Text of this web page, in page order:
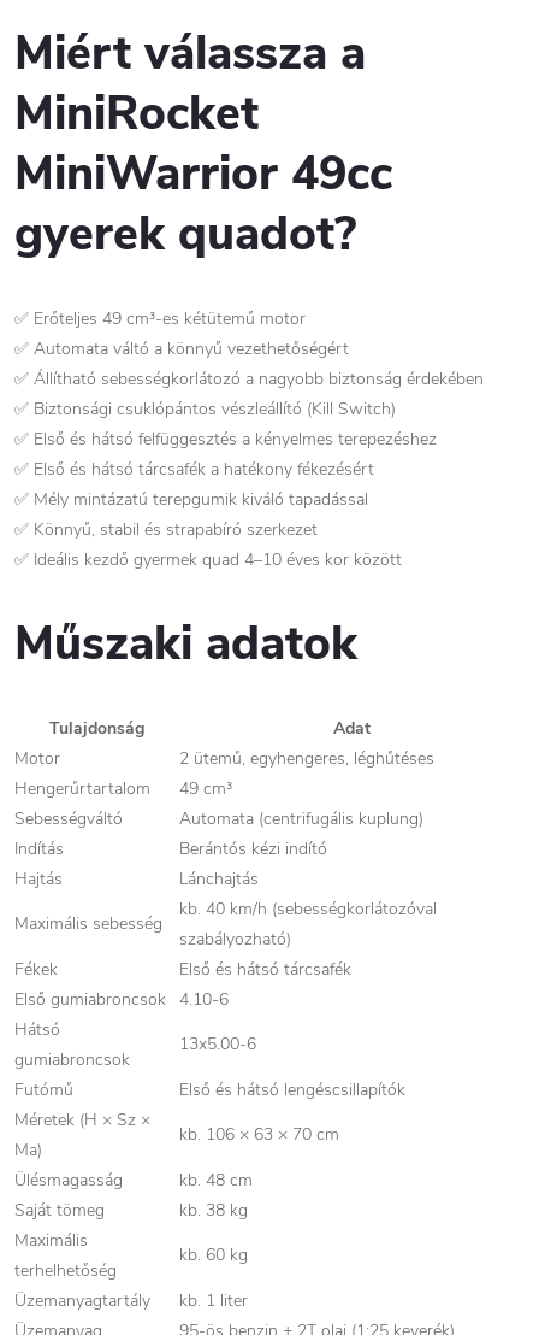
Miért válassza a
MiniRocket
MiniWarrior 49cc
gyerek quadot?
✅ Erőteljes 49 cm³-es kétütemű motor
✅ Automata váltó a könnyű vezethetőségért
✅ Állítható sebességkorlátozó a nagyobb biztonság érdekében
✅ Biztonsági csuklópántos vészleállító (Kill Switch)
✅ Első és hátsó felfüggesztés a kényelmes terepezéshez
✅ Első és hátsó tárcsafék a hatékony fékezésért
✅ Mély mintázatú terepgumik kiváló tapadással
✅ Könnyű, stabil és strapabíró szerkezet
✅ Ideális kezdő gyermek quad 4–10 éves kor között
Műszaki adatok
Tulajdonság
Adat
Motor
2 ütemű, egyhengeres, léghűtéses
Hengerűrtartalom
49 cm³
Sebességváltó
Automata (centrifugális kuplung)
Indítás
Berántós kézi indító
Hajtás
Lánchajtás
Maximális sebesség
kb. 40 km/h (sebességkorlátozóval
szabályozható)
Fékek
Első és hátsó tárcsafék
Első gumiabroncsok 4.10-6
Hátsó
gumiabroncsok
13x5.00-6
Futómű
Első és hátsó lengéscsillapítók
Méretek (H × Sz ×
Ma)
kb. 106 × 63 × 70 cm
Ülésmagasság
kb. 48 cm
Saját tömeg
kb. 38 kg
Maximális
terhelhetőség
kb. 60 kg
Üzemanyagtartály
kb. 1 liter